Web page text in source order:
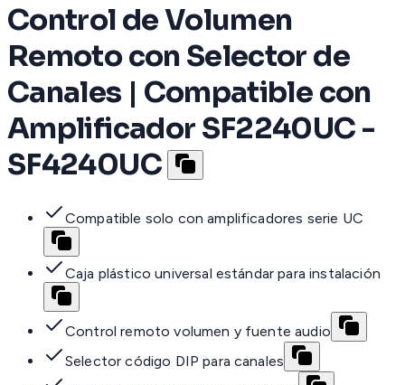
Control de Volumen
Remoto con Selector de
Canales | Compatible con
Amplificador SF2240UC -
SF4240UC
Compatible solo con amplificadores serie UC
Caja plástico universal estándar para instalación
Control remoto volumen y fuente audio
Selector código DIP para canales